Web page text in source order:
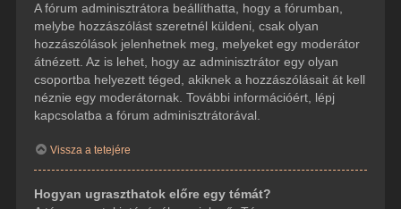
A fórum adminisztrátora beállíthatta, hogy a fórumban,
melybe hozzászólást szeretnél küldeni, csak olyan
hozzászólások jelenhetnek meg, melyeket egy moderátor
átnézett. Az is lehet, hogy az adminisztrátor egy olyan
csoportba helyezett téged, akiknek a hozzászólásait át kell
néznie egy moderátornak. További információért, lépj
kapcsolatba a fórum adminisztrátorával.
Vissza a tetejére
Hogyan ugraszthatok előre egy témát?